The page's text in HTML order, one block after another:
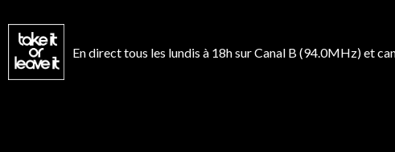
au
contenu
En direct tous les lundis à 18h sur Canal B (94.0MHz) et